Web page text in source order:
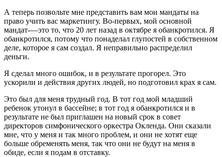
А теперь позвольте мне представить вам мои мандаты на
право учить вас маркетингу. Во-первых, мой основной
мандат-—это то, что 20 лет назад в октябре я обанкротился. Я
обанкротился, потому что понаделал глупостей в собственном
деле, которое я сам создал. Я неправильно распределил
деньги.
Я сделал много ошибок, и в результате прогорел. Это
ускорили и действия других людей, но подготовил крах я сам.
Это был для меня трудный год. В тот год мой младший
ребенок утонул в бассейне; в тот год я обанкротился и в
результате не был приглашен на новый срок в совет
директоров симфонического оркестра Окленда. Они сказали
мне, что у меня и так много проблем, и они не хотят еще
больше обременять меня, так что они не будут на меня в
обиде, если я подам в отставку.